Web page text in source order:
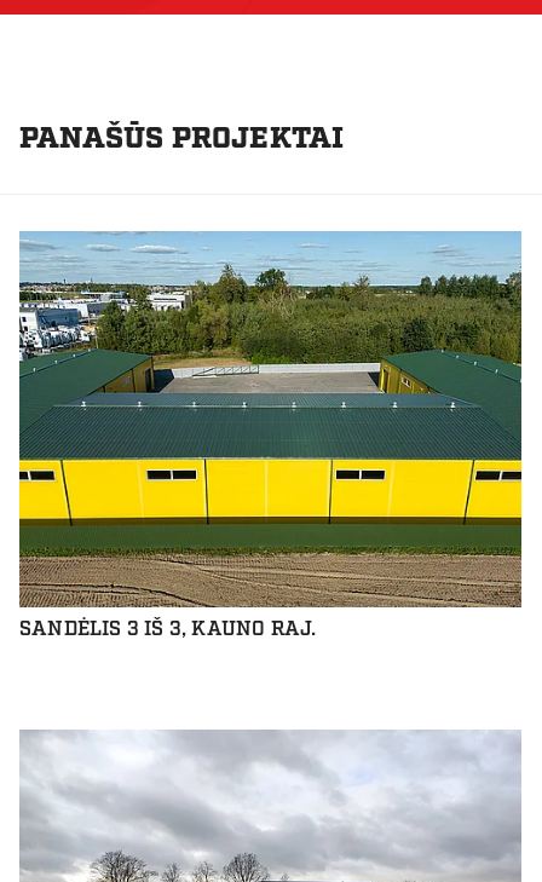
PANAŠŪS PROJEKTAI
SANDĖLIS 3 IŠ 3, KAUNO RAJ.